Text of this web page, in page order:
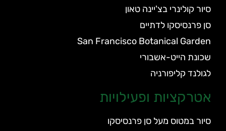
סיור קולינרי בצ'יינה טאון
סן פרנסיסקו לדתיים
San Francisco Botanical Garden
שכונת הייט-אשבורי
לגולנד קליפורניה
אטרקציות ופעילויות
סיור במטוס מעל סן פרנסיסקו